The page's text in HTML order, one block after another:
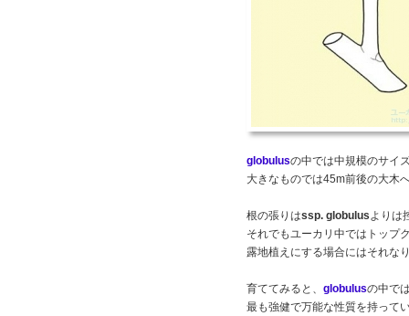
globulusの中では中規模のサイ
大きなものでは45m前後の大木
根の張りはssp. globulusよりは
それでもユーカリ中ではトップ
露地植えにする場合にはそれな
育ててみると、 globulusの中で
最も強健で万能な性質を持って